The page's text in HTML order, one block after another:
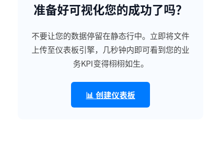
准备好可视化您的成功了吗？
不要让您的数据停留在静态行中。立即将文件
上传至仪表板引擎，几秒钟内即可看到您的业
务KPI变得栩栩如生。
📊 创建仪表板